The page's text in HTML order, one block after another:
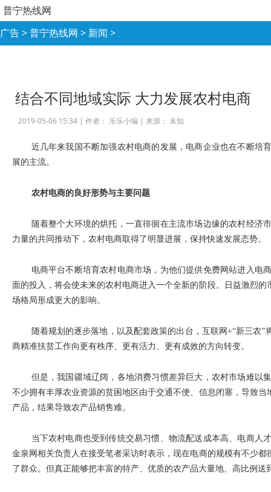
普宁热线网
广告>普宁热线网 > 新闻 >
结合不同地域实际 大力发展农村电商
2019-05-06 15:34 | 作者： 乐乐小编 | 来源： 未知
近几年来我国不断加强农村电商的发展，电商企业也在不断培
展的主流。
农村电商的良好形势与主要问题
随着整个大环境的烘托，一直徘徊在主流市场边缘的农村经济
力量的共同推动下，农村电商取得了明显进展，保持快速发展态势。
电商平台不断培育农村电商市场，为他们提供免费网站进入电
面的投入，将会使未来的农村电商进入一个全新的阶段。日益激烈
场格局形成更大的影响。
随着规划的逐步落地，以及配套政策的出台，互联网+“新三农
商精准扶贫工作向更有秩序、更有活力、更有成效的方向转变。
但是，我国疆域辽阔，各地消费习惯差异巨大，农村市场难以
不少拥有丰厚农业资源的贫困地区由于交通不便、信息闭塞，导致
产品，结果导致农产品销售难。
当下农村电商也受到传统交易习惯、物流配送成本高、电商人
金泉网相关负责人在接受笔者采访时表示，现在电商的规模有不少
了群众。但真正能够把丰富的特产、优质的农产品大量地、高比例